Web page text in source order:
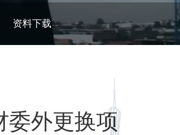
资料下载
委外更换项